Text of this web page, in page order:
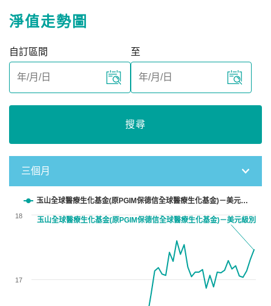
淨值走勢圖
自訂區間 至
搜尋
三個月
Chart
Line chart with 61 data points.
The chart has 1 X axis displaying categories.
The chart has 1 Y axis displaying values. Data ranges from
玉山全球醫療生化基金(原PGIM保德信全球醫療生化基金)－美元級別
17
18
玉山全球醫療生化基金(原PGIM保德信全球醫療生化基金)－美元…